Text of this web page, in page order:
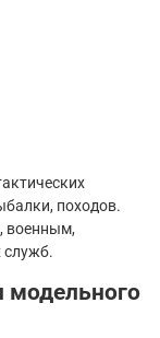
походов.
военным,
служб.
модельного